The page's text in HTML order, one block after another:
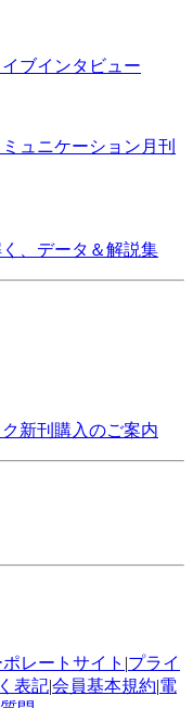
ブインタビュー
ュニケーション月刊
、データ＆解説集
新刊購入のご案内
ポレートサイト |プライ
表記|会員基本規約|電